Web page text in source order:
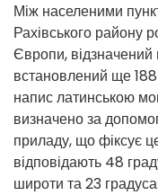
Між населеними
Рахівського району
Європи, відзначений
встановлений ще
напис латинською
визначено за
приладу, що фіксує
відповідають 48
широти та 23